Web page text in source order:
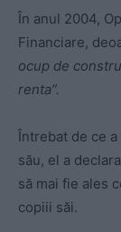
În anul 2004,
Financiare,
ocup de
renta”.
Întrebat de ce
său, el a
să mai fie ales
copiii săi.